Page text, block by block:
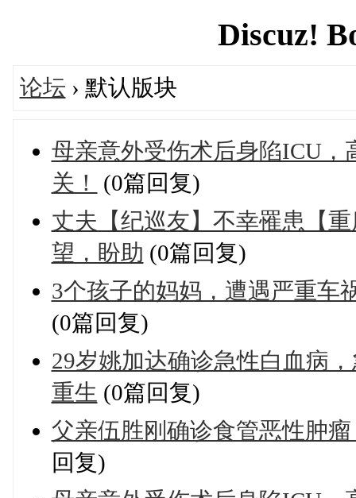
Discuz!
论坛 › 默认版块
母亲意外受伤术后身陷ICU
关！
(0篇回复)
丈夫【纪巡友】不幸罹患【
望，盼助 (0篇回复)
3个孩子的妈妈，遭遇严重车
(0篇回复)
29岁姚加达确诊急性白血病
重生 (0篇回复)
父亲伍胜刚确诊食管恶性肿
回复)